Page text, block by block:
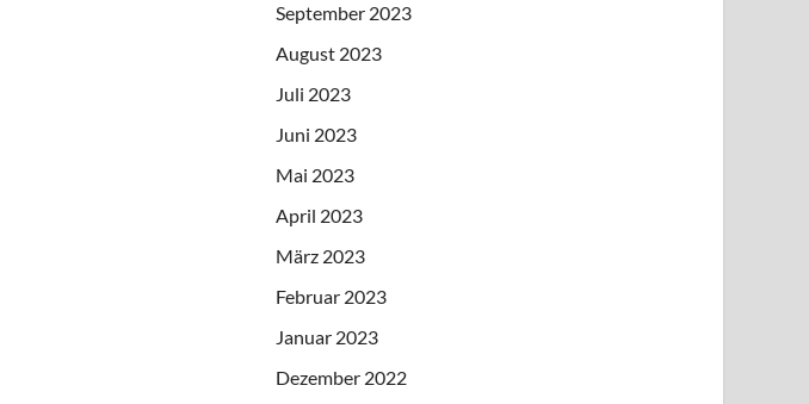
September 2023
August 2023
Juli 2023
Juni 2023
Mai 2023
April 2023
März 2023
Februar 2023
Januar 2023
Dezember 2022